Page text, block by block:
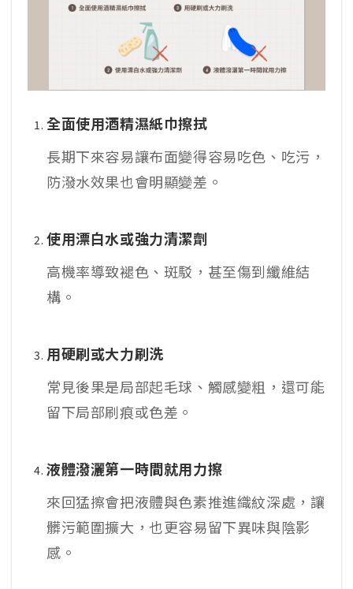
全面使用酒精濕紙巾擦拭
長期下來容易讓布面變得容易吃色、吃污，
防潑水效果也會明顯變差。
使用漂白水或強力清潔劑
高機率導致褪色、斑駁，甚至傷到纖維結
構。
用硬刷或大力刷洗
常見後果是局部起毛球、觸感變粗，還可能
留下局部刷痕或色差。
液體潑灑第一時間就用力擦
來回猛擦會把液體與色素推進織紋深處，讓
髒污範圍擴大，也更容易留下異味與陰影
感。